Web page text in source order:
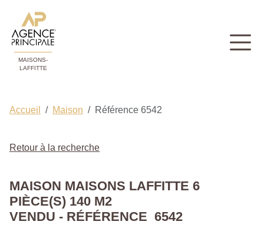
MAISONS-
LAFFITTE
Accueil Maison Référence 6542
Retour à la recherche
MAISON MAISONS LAFFITTE 6
PIÈCE(S) 140 M2
VENDU - RÉFÉRENCE 6542